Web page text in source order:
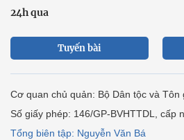
24h qua
Tuyến bài
Cơ quan chủ quản: Bộ Dân tộc và Tôn
Số giấy phép: 146/GP-BVHTTDL, cấp
Tổng biên tập: Nguyễn Văn Bá